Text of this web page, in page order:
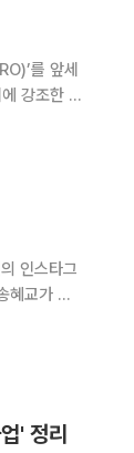
를 앞세
강조한 브
' 정리